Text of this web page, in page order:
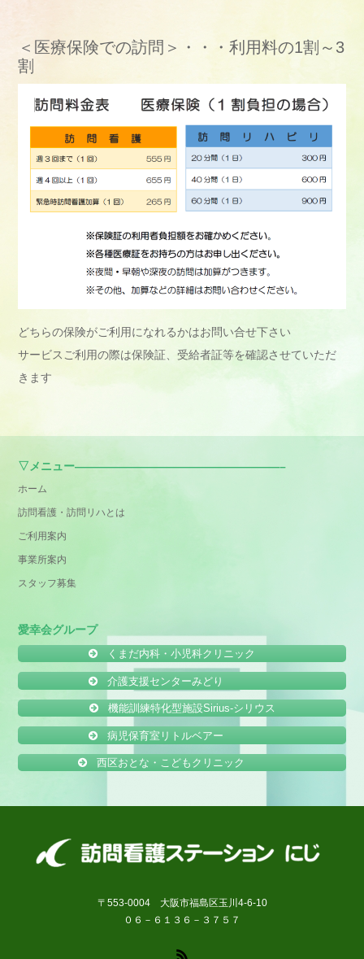
＜医療保険での訪問＞・・・利用料の1割～3
割
どちらの保険がご利用になれるかはお問い合せ下さい
サービスご利用の際は保険証、受給者証等を確認させていただ
きます
▽メニュー——————————————————–
ホーム
訪問看護・訪問リハとは
ご利用案内
事業所案内
スタッフ募集
愛幸会グループ
くまだ内科・小児科クリニック
介護支援センターみどり
機能訓練特化型施設Sirius-シリウス
病児保育室リトルベアー
西区おとな・こどもクリニック
〒553-0004 大阪市福島区玉川4-6-10
０６－６１３６－３７５７